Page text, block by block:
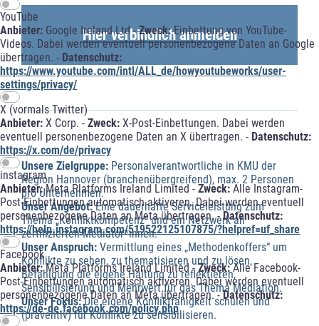
YouTube
Anbieter: Google Ireland Ltd -Zweck:Einbettung von YouTube-
Videos. Dabei werden eventuell personenbezogene Daten an Google
übertragen. - Datenschutz:
https://www.youtube.com/intl/ALL_de/howyoutubeworks/user-
settings/privacy/
X (vormals Twitter)
Anbieter: X Corp. - Zweck: X-Post-Einbettungen. Dabei werden
eventuell personenbezogene Daten an X übertragen. - Datenschutz:
https://x.com/de/privacy
instagram
Anbieter:Meta Platforms Ireland Limited - Zweck: Alle Instagram-
Post-Einbettungen automatisch aktiveren. Dabei werden eventuell
personenbezogene Daten an Meta übertragen. -Datenschutz:
https://help.instagram.com/519522125107875/?helpref=uf_share
Facebook
Anbieter:Meta Platforms Ireland Limited -Zweck:Alle Facebook-
Post-Einbettungen automatisch aktiveren. Dabei werden eventuell
personenbezogene Daten an Meta übertragen. -Datenschutz:
https://de-de.facebook.com/policy.php
Hier verbindlich anmelden
Unsere Zielgruppe: Personalverantwortliche in KMU der
Region Hannover (branchenübergreifend), max. 2 Personen
pro Unternehmen.
Unser Angebot:Eine dauerhafte Serviceleistung zum
Thema „Konfliktkompetenz“ und ein Netzwerk an
zertifizierten Mediator*innen.
Unser Anspruch: Vermittlung eines „Methodenkoffers“ um
Konflikte zu sehen, zu thematisieren und zu lösen,
Befähigung die eigene Haltung zu reflektieren,
Sensibilisierung und Mehrwert für das Thema Mediation.
Unser Fokus:Die eigene Konfliktfähigkeit schulen und
(präventiv) für Konflikte zu sensibilisieren.